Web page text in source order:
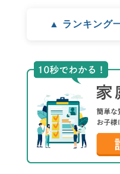
▲ ランキング